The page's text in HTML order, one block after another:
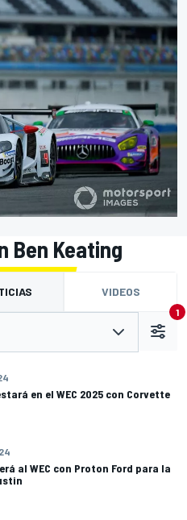
Ben Keating
VIDEOS
1
en el WEC 2025 con Corvette
al WEC con Proton Ford para la